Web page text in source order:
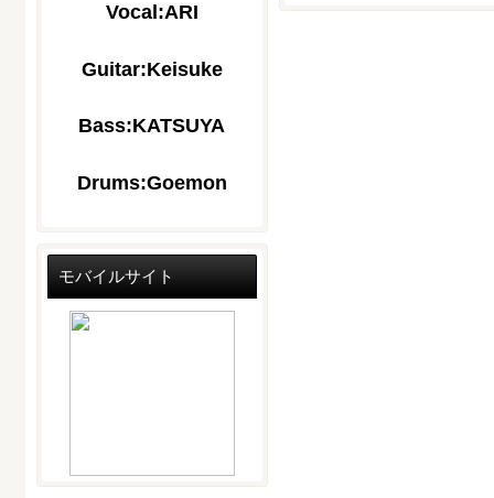
Vocal:ARI
Guitar:Keisuke
Bass:KATSUYA
Drums:Goemon
モバイルサイト